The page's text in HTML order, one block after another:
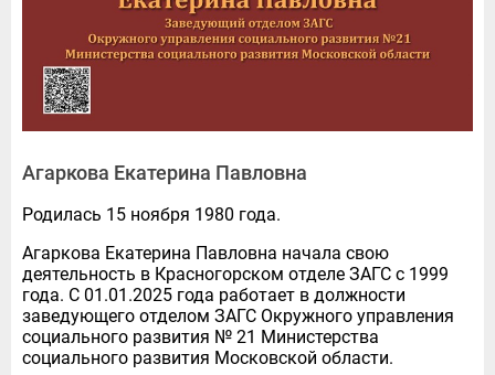
Агаркова Екатерина Павловна
Родилась 15 ноября 1980 года.
Агаркова Екатерина Павловна начала свою
деятельность в Красногорском отделе ЗАГС с 1999
года. С 01.01.2025 года работает в должности
заведующего отделом ЗАГС Окружного управления
социального развития № 21 Министерства
социального развития Московской области.